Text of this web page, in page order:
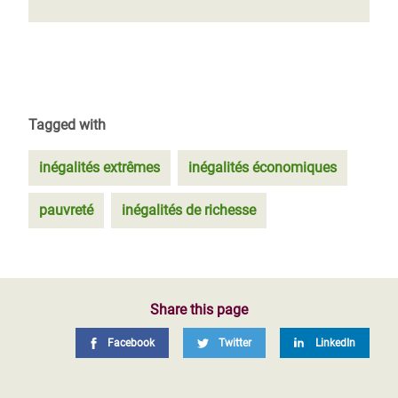
Tagged with
inégalités extrêmes inégalités économiques
pauvreté inégalités de richesse
Share this page
Facebook Twitter LinkedIn